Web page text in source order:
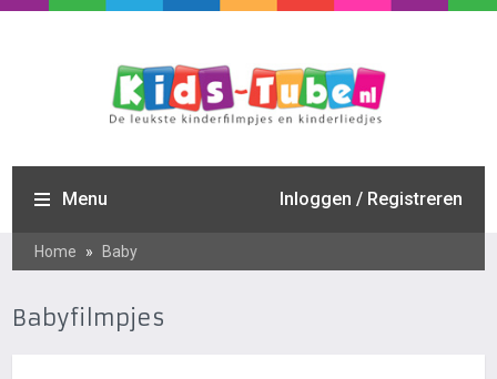
Menu Inloggen / Registreren
Home » Baby
Babyfilmpjes